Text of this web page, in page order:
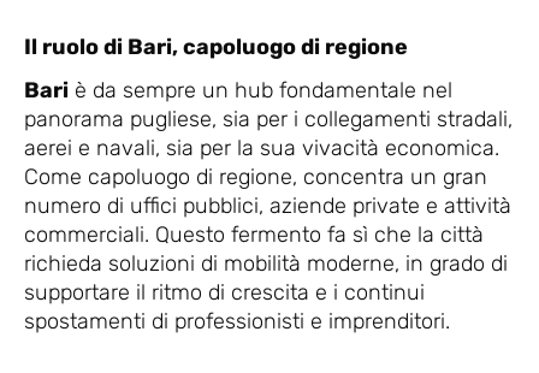
Il ruolo di Bari, capoluogo di regione
Bari è da sempre un hub fondamentale nel
panorama pugliese, sia per i collegamenti stradali,
aerei e navali, sia per la sua vivacità economica.
Come capoluogo di regione, concentra un gran
numero di uffici pubblici, aziende private e attività
commerciali. Questo fermento fa sì che la città
richieda soluzioni di mobilità moderne, in grado di
supportare il ritmo di crescita e i continui
spostamenti di professionisti e imprenditori.